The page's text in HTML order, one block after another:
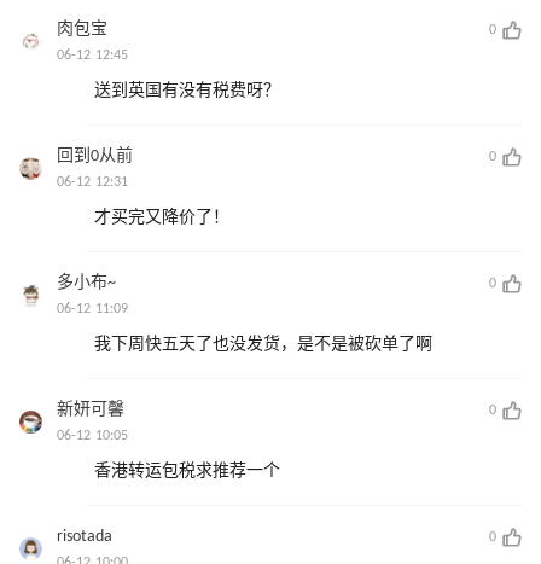
肉包宝
0
06-12 12:45
送到英国有没有税费呀？
回到0从前
0
06-12 12:31
才买完又降价了！
多小布~
0
06-12 11:09
我下周快五天了也没发货，是不是被砍单了啊
新妍可馨
0
06-12 10:05
香港转运包税求推荐一个
risotada
0